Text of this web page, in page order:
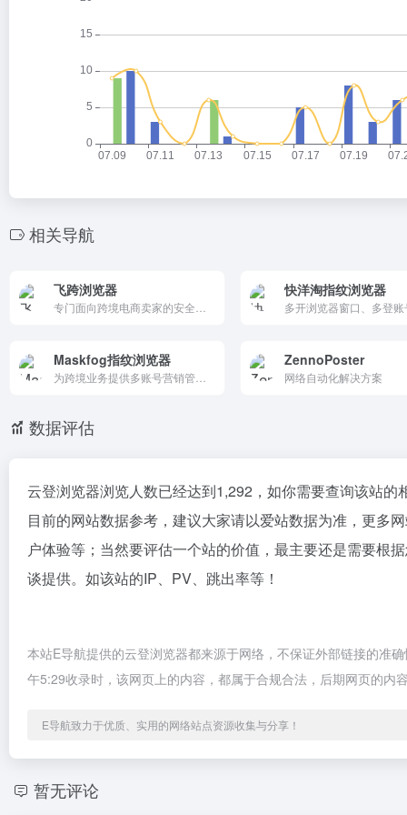
相关导航
飞跨浏览器 快洋淘指纹浏览器
Maskfog指纹浏览器 ZennoPoster
网络自动化解决方案
数据评估
云登浏览器浏览人数已经达到1,292，如你需要查询该站的
目前的网站数据参考，建议大家请以爱站数据为准，更多
户体验等；当然要评估一个站的价值，最主要还是需要根
谈提供。如该站的IP、PV、跳出率等！
本站E导航提供的云登浏览器都来源于网络，不保证外部链接的准
午5:29收录时，该网页上的内容，都属于合规合法，后期网页的
E导航致力于优质、实用的网络站点资源收集与分享！
暂无评论